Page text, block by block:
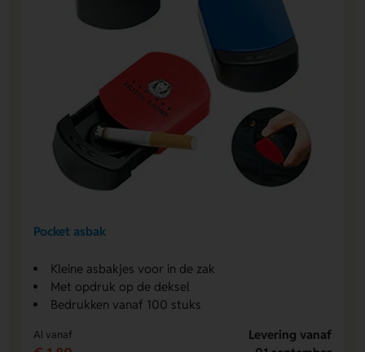
Pocket asbak
Kleine asbakjes voor in de zak
Met opdruk op de deksel
Bedrukken vanaf 100 stuks
Al vanaf
Levering vanaf